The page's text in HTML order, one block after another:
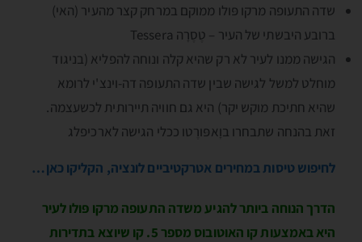
שדה התעופה מרקו פּולו ממוקם במרחק קצר מהעיר (האי)
ברובע היבשתי של העיר – טֶסֶרָה Tessera
הגישה ממנו לעיר לא רק שהיא קלה ונוחה להפליא (בניגוד
מוחלט למשל לגישה שבין שדה התעופה דה-וינצ'י לרומא
שהיא חתיכת מוקש יקר) היא גם חוויה תיירותית לכשעצמה.
זאת בהנחה שתבחרו בוָאפּורֶטו ככלי הגישה לארכיפלג
לחיפוש טיסות במחירים אטרקטיביים לונציה, הקליקו כאן…
הדרך הנוחה ביותר להגיע משדה התעופה מרקו פּולו לעיר
היא באמצעות קו האוטובוס מספר 5. קו שיוצא בתדירות